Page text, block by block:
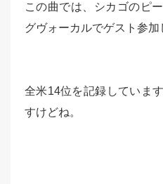
この曲では、シカゴのピ
グヴォーカルでゲスト参加
全米14位を記録していま
すけどね。